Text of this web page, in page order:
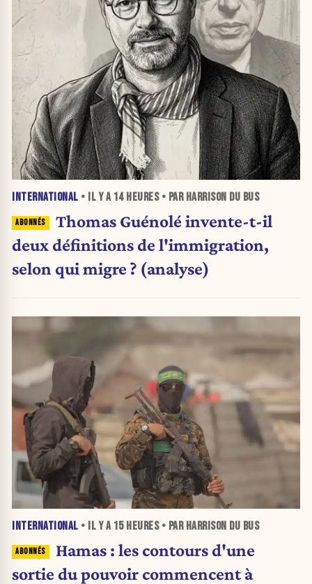
INTERNATIONAL • IL Y A 14 HEURES• PAR HARRISON DU BUS
Thomas Guénolé invente-t-il
deux définitions de l'immigration,
selon qui migre ? (analyse)
INTERNATIONAL • IL Y A 15 HEURES• PAR HARRISON DU BUS
Hamas : les contours d'une
sortie du pouvoir commencent à